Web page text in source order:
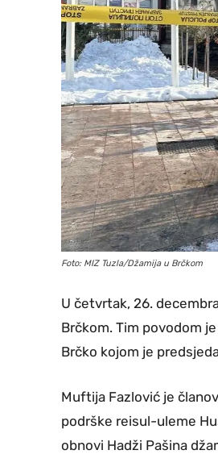
Foto: MIZ Tuzla/Džamija u Brčkom
U četvrtak, 26.
Brčkom. Tim povodom
Brčko kojom je
Muftija Fazlović je
podrške reisul-uleme
obnovi Hadži Pašina